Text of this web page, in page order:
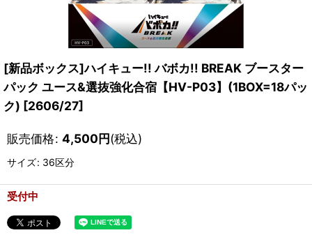
[新品ボックス]ハイキュー!! バボカ!! BREAK ブースター
パック ユース&選抜強化合宿【HV-P03】(1BOX=18パッ
ク) [2606/27]
販売価格: 4,500円(税込)
サイズ: 36区分
受付中